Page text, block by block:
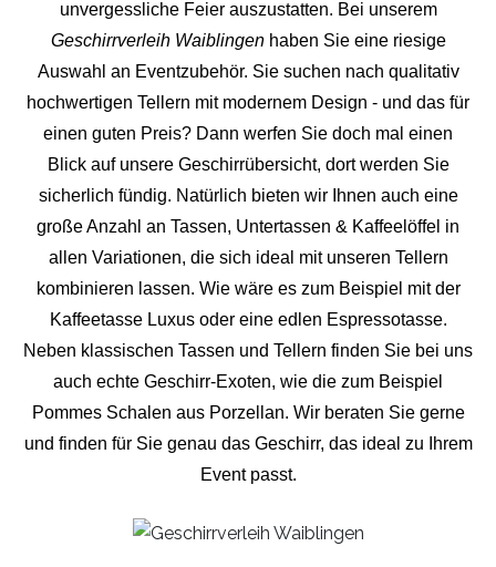
unvergessliche Feier auszustatten. Bei unserem
Geschirrverleih Waiblingenhaben Sie eine riesige
Auswahl an Eventzubehör. Sie suchen nach qualitativ
hochwertigen Tellern mit modernem Design - und das für
einen guten Preis? Dann werfen Sie doch mal einen
Blick auf unsere Geschirrübersicht, dort werden Sie
sicherlich fündig. Natürlich bieten wir Ihnen auch eine
große Anzahl an Tassen, Untertassen & Kaffeelöffel in
allen Variationen, die sich ideal mit unseren Tellern
kombinieren lassen. Wie wäre es zum Beispiel mit der
Kaffeetasse Luxus oder eine edlen Espressotasse.
Neben klassischen Tassen und Tellern finden Sie bei uns
auch echte Geschirr-Exoten, wie die zum Beispiel
Pommes Schalen aus Porzellan. Wir beraten Sie gerne
und finden für Sie genau das Geschirr, das ideal zu Ihrem
Event passt.